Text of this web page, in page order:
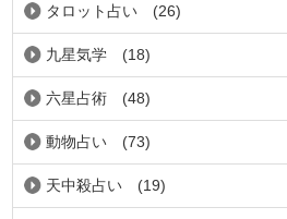
タロット占い (26)
九星気学 (18)
六星占術 (48)
動物占い (73)
天中殺占い (19)